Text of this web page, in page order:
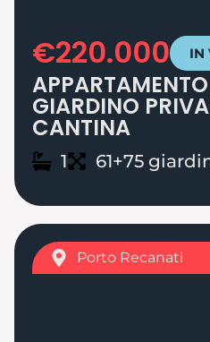
€220.000 IN
GIARDINO
CANTINA
1 61+75
Porto Recanati